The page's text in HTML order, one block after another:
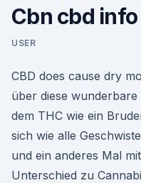
Cbn cbd info
USER
CBD does cause dry
über diese wunderbare
dem THC wie ein
sich wie alle
und ein anderes Mal
Unterschied zu